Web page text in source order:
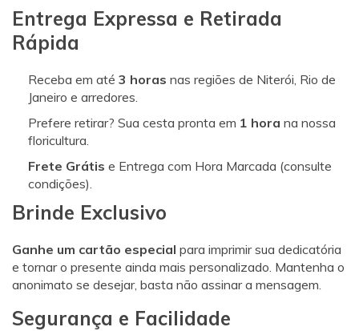
Entrega Expressa e Retirada
Rápida
Receba em até 3 horas nas regiões de Niterói, Rio de
Janeiro e arredores.
Prefere retirar? Sua cesta pronta em 1 hora na nossa
floricultura.
Frete Grátis e Entrega com Hora Marcada (consulte
condições).
Brinde Exclusivo
Ganhe um cartão especial para imprimir sua dedicatória
e tornar o presente ainda mais personalizado. Mantenha o
anonimato se desejar, basta não assinar a mensagem.
Segurança e Facilidade